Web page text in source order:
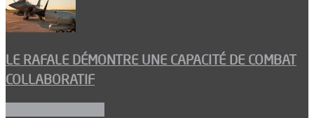
LE RAFALE DÉMONTRE UNE CAPACITÉ DE COMBAT
COLLABORATIF